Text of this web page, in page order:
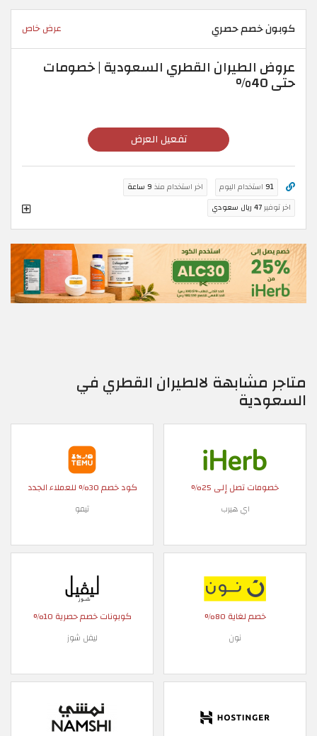
كوبون خصم حصري عرض خاص
عروض الطيران القطري السعودية | خصومات
حتى 40%
تفعيل العرض
91 استخدام اليوم اخر استخدام منذ 9 ساعة
اخر توفير47 ريال سعودي
متاجر مشابهة لالطيران القطري في
السعودية
خصومات تصل إلى 25%
اي هيرب
كود خصم 30% للعملاء الجدد
تيمو
خصم لغاية 80%
نون
كوبونات خصم حصرية 10%
ليفل شوز